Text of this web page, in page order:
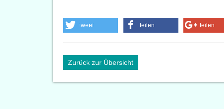
tweet teilen teilen
Zurück zur Übersicht